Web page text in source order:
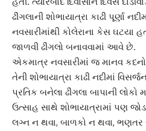
ઢીંગલાની શોભાયાત્રા કાઢી પૂર્ણા
નવસારીમાંથી કોલેરાના કેસ ઘટયા
જાળવી ઢીંગલો બનાવવામાં આવે છે.
એકમાત્ર નવસારીમાં જ માનવ કદનો
તેની શોભાયાત્રા કાઢી નદીમાં
પ્રતિક બનેલા ઢીંગલા બાપાની
ઉત્સાહ સાથે શોભાયાત્રામાં પણ
લગ્ન ન થવા, બાળકો ન થવા,